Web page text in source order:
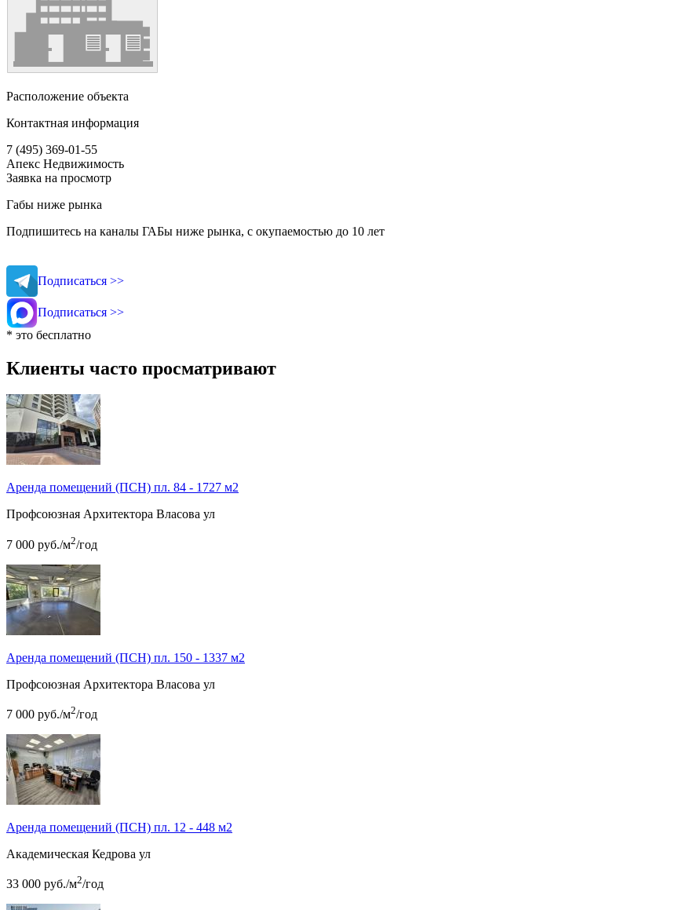
Расположение объекта
Контактная информация
7 (495) 369-01-55
Апекс Недвижимость
Заявка на просмотр
Габы ниже рынка
Подпишитесь на каналы ГАБы ниже рынка, с окупаемостью до 10 лет
Подписаться >>
Подписаться >>
* это бесплатно
Клиенты часто просматривают
Аренда помещений (ПСН) пл. 84 - 1727 м2
Профсоюзная Архитектора Власова ул
7 000 руб./м2/год
Аренда помещений (ПСН) пл. 150 - 1337 м2
Профсоюзная Архитектора Власова ул
7 000 руб./м2/год
Аренда помещений (ПСН) пл. 12 - 448 м2
Академическая Кедрова ул
33 000 руб./м2/год